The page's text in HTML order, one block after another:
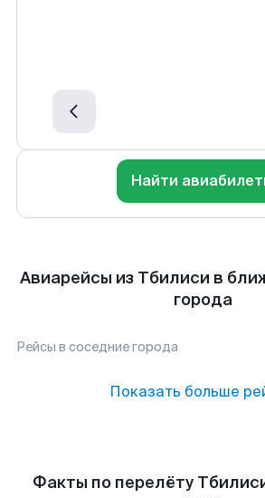
Найти
Авиарейсы из Тбилиси в
города
Рейсы в соседние города
Показать больше
Факты по перелёту